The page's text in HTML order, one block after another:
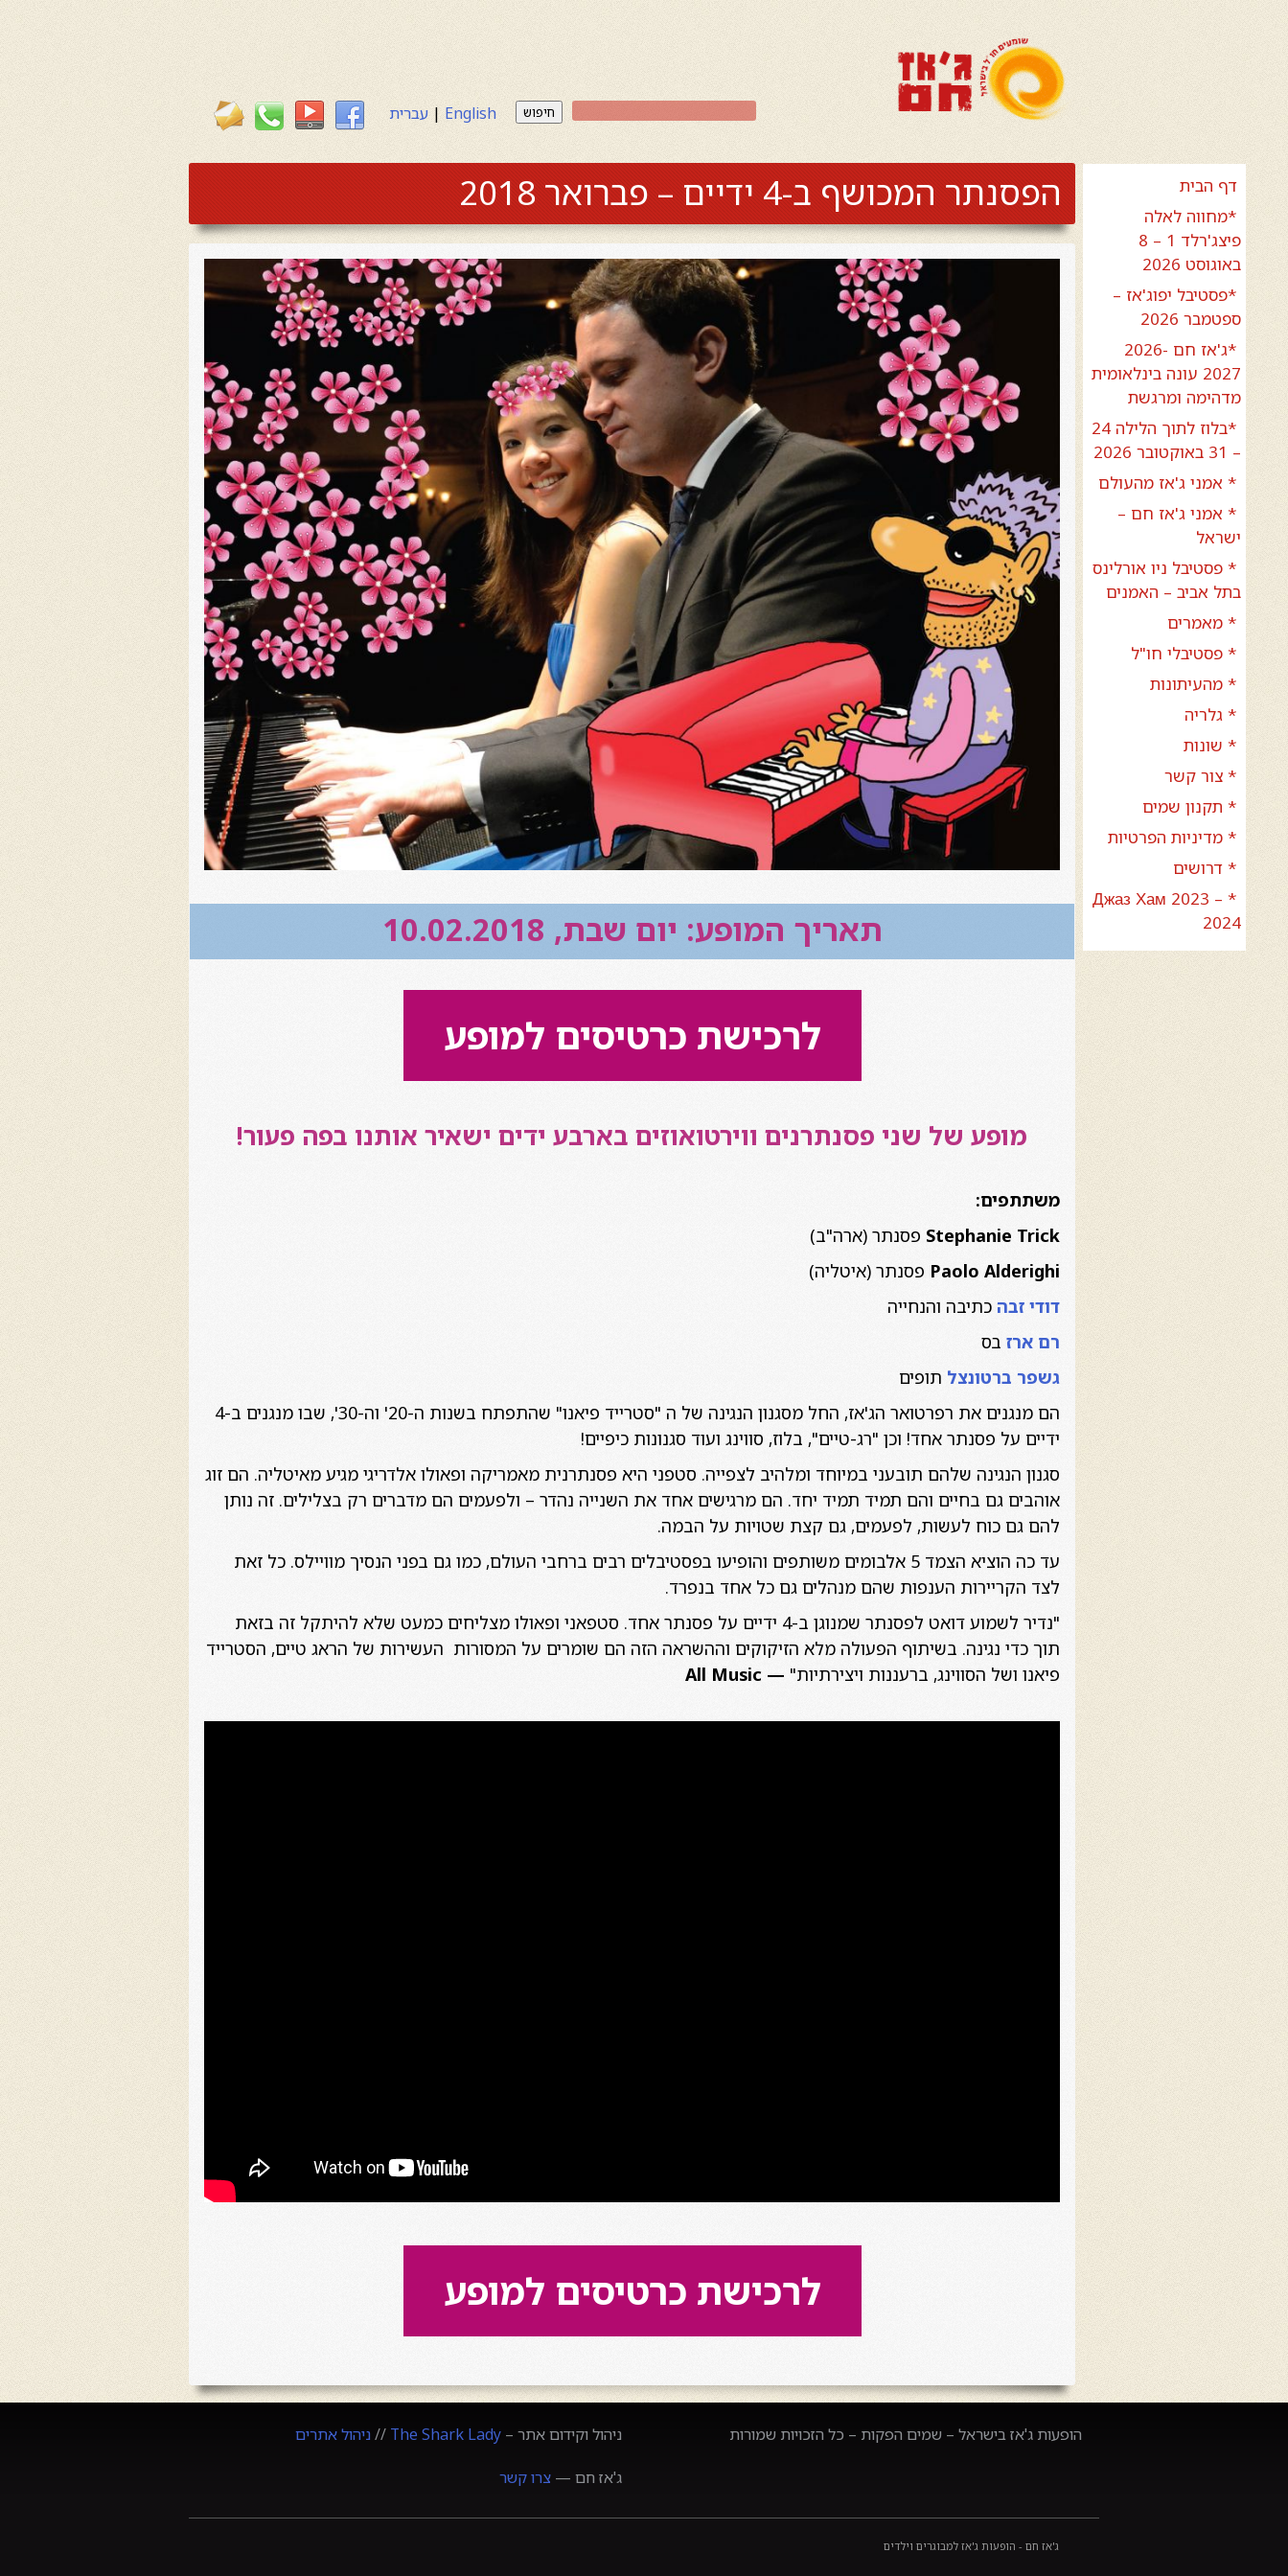
English
|עברית חיפוש
דף הבית
*מחווה לאלה
פיצג'רלד 1 – 8
באוגוסט 2026
*פסטיבל יפוג'אז –
ספטמבר 2026
*ג'אז חם 2026-
2027 עונה בינלאומית
מדהימה ומרגשת
*בלוז לתוך הלילה 24
– 31 באוקטובר 2026
* אמני ג'אז מהעולם
* אמני ג'אז חם –
ישראל
* פסטיבל ניו אורלינס
בתל אביב – האמנים
* מאמרים
* פסטיבלי חו"ל
* מהעיתונות
* גלריה
* שונות
* צור קשר
* תקנון שמים
* מדיניות הפרטיות
* דרושים
* Джаз Хам 2023 –
2024
הפסנתר המכושף ב-4 ידיים – פברואר 2018
תאריך המופע: יום שבת, 10.02.2018
לרכישת כרטיסים למופע
מופע של שני פסנתרנים ווירטואוזים בארבע ידים ישאיר אותנו בפה פעור!
משתתפים:
Stephanie Trick פסנתר (ארה"ב)
Paolo Alderighi פסנתר (איטליה)
דודי זבה כתיבה והנחייה
רם ארז בס
גשפר ברטונצל תופים
הם מנגנים את רפרטואר הג'אז, החל מסגנון הנגינה של ה "סטרייד פיאנו" שהתפתח בשנות ה-20' וה-30', שבו מנגנים ב-4
ידיים על פסנתר אחד! וכן "רג-טיים", בלוז, סווינג ועוד סגנונות כיפיים!
סגנון הנגינה שלהם תובעני במיוחד ומלהיב לצפייה. סטפני היא פסנתרנית מאמריקה ופאולו אלדריגי מגיע מאיטליה. הם זוג
אוהבים גם בחיים והם תמיד תמיד יחד. הם מרגישים אחד את השנייה נהדר – ולפעמים הם מדברים רק בצלילים. זה נותן
להם גם כוח לעשות, לפעמים, גם קצת שטויות על הבמה.
עד כה הוציא הצמד 5 אלבומים משותפים והופיעו בפסטיבלים רבים ברחבי העולם, כמו גם בפני הנסיך מוויילס. כל זאת
לצד הקריירות הענפות שהם מנהלים גם כל אחד בנפרד.
"נדיר לשמוע דואט לפסנתר שמנוגן ב-4 ידיים על פסנתר אחד. סטפאני ופאולו מצליחים כמעט שלא להיתקל זה בזאת
תוך כדי נגינה. בשיתוף הפעולה מלא הזיקוקים וההשראה הזה הם שומרים על המסורות העשירות של הראג טיים, הסטרייד
פיאנו ושל הסווינג, ברעננות ויצירתיות" —
All Music
לרכישת כרטיסים למופע
ניהול וקידום אתר – The Shark Lady
//ניהול אתרים
ג'אז חם — צרו קשר
הופעות ג'אז בישראל – שמים הפקות – כל הזכויות שמורות
ג'אז חם - הופעות ג'אז למבוגרים וילדים